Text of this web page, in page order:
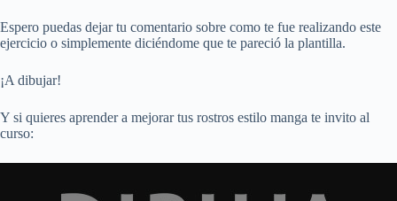
Espero puedas dejar tu comentario sobre como te fue realizando este
ejercicio o simplemente diciéndome que te pareció la plantilla.
¡A dibujar!
Y si quieres aprender a mejorar tus rostros estilo manga te invito al
curso: